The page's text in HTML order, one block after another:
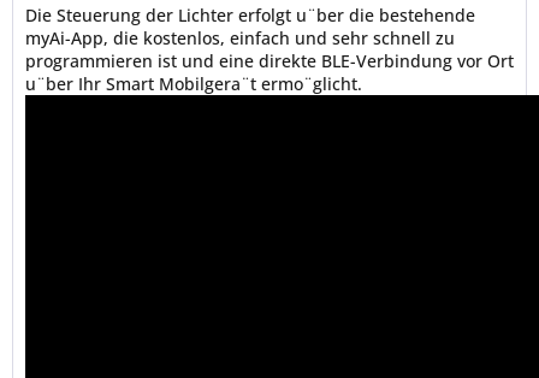
Die Steuerung der Lichter erfolgt u¨ber die bestehende
myAi-App, die kostenlos, einfach und sehr schnell zu
programmieren ist und eine direkte BLE-Verbindung vor Ort
u¨ber Ihr Smart Mobilgera¨t ermo¨glicht.